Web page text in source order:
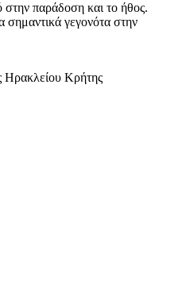
στην παράδοση και το ήθος.
σημαντικά γεγονότα στην
Ηρακλείου Κρήτης